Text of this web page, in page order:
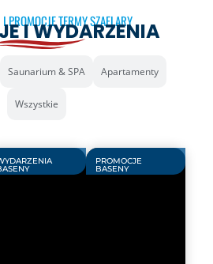
PROMOCJE TERMY SZAFLARY
I WYDARZENIA
Saunarium & SPA Apartamenty
Wszystkie
PROMOCJE
BASENY